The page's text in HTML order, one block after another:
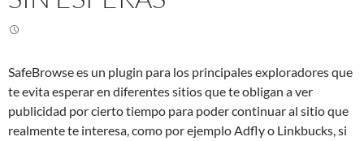
SafeBrowse es un plugin para los principales exploradores que
te evita esperar en diferentes sitios que te obligan a ver
publicidad por cierto tiempo para poder continuar al sitio que
realmente te interesa, como por ejemplo Adfly o Linkbucks, si